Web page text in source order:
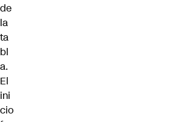
de
la
ta
bl
a.
El
ini
cio